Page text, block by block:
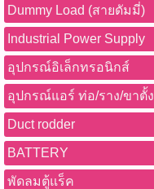
Dummy Load (สายดัมมี่)
Industrial Power Supply
อุปกรณ์อิเล็กทรอนิกส์
อุปกรณ์แอร์ ท่อ/ราง/ขาตั้ง
Duct rodder
BATTERY
พัดลมตู้แร็ค